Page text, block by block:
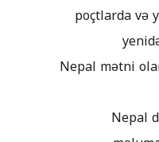
poçtlarda və
Nepal mətni
Nepal